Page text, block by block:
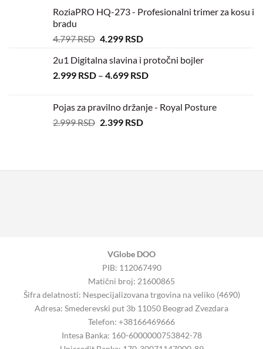
RoziaPRO HQ-273 - Profesionalni trimer za kosu i
bradu
4.797RSD 4.299 RSD
2u1 Digitalna slavina i protočni bojler
2.999 RSD – 4.699 RSD
Pojas za pravilno držanje - Royal Posture
2.999RSD 2.399 RSD
VGlobe DOO
PIB: 112067490
Matični broj: 21600865
Šifra delatnosti: Nespecijalizovana trgovina na veliko (4690)
Adresa: Smederevski put 3b 11050 Beograd Zvezdara
Telefon: +38166469666
Intesa Banka: 160-6000000753842-78